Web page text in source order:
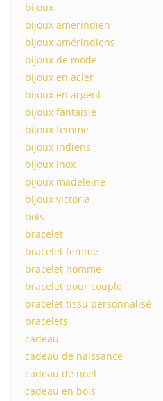
bijoux
bijoux amerindien
bijoux amérindiens
bijoux de mode
bijoux en acier
bijoux en argent
bijoux fantaisie
bijoux femme
bijoux indiens
bijoux inox
bijoux madeleine
bijoux victoria
bois
bracelet
bracelet femme
bracelet homme
bracelet pour couple
bracelet tissu personnalisé
bracelets
cadeau
cadeau de naissance
cadeau de noel
cadeau en bois